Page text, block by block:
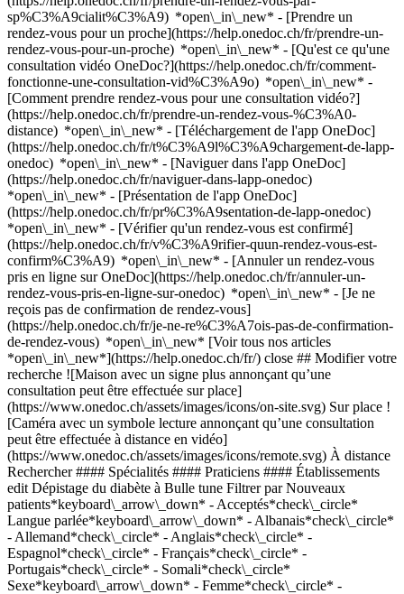
sp%C3%A9cialit%C3%A9) *open\_in\_new* - [Prendre un
rendez-vous pour un proche](https://help.onedoc.ch/fr/prendre-un-
rendez-vous-pour-un-proche) *open\_in\_new* - [Qu'est ce qu'une
consultation vidéo OneDoc?](https://help.onedoc.ch/fr/comment-
fonctionne-une-consultation-vid%C3%A9o) *open\_in\_new* -
[Comment prendre rendez-vous pour une consultation vidéo?]
(https://help.onedoc.ch/fr/prendre-un-rendez-vous-%C3%A0-
distance) *open\_in\_new* - [Téléchargement de l'app OneDoc]
(https://help.onedoc.ch/fr/t%C3%A9l%C3%A9chargement-de-lapp-
onedoc) *open\_in\_new* - [Naviguer dans l'app OneDoc]
(https://help.onedoc.ch/fr/naviguer-dans-lapp-onedoc)
*open\_in\_new* - [Présentation de l'app OneDoc]
(https://help.onedoc.ch/fr/pr%C3%A9sentation-de-lapp-onedoc)
*open\_in\_new* - [Vérifier qu'un rendez-vous est confirmé](https://help.onedoc.ch/fr/v%C3%A9rifier-quun-rendez-vous-est-confirm%C3%A9) *open\_in\_new* - [Annuler un rendez-vous pris en ligne sur OneDoc](https://help.onedoc.ch/fr/annuler-un-rendez-vous-pris-en-ligne-sur-onedoc) *open\_in\_new* - [Je ne reçois pas de confirmation de rendez-vous](https://help.onedoc.ch/fr/je-ne-re%C3%A7ois-pas-de-confirmation-de-rendez-vous) *open\_in\_new* [Voir tous nos articles *open\_in\_new*](https://help.onedoc.ch/fr/) close ## Modifier votre recherche ![Maison avec un signe plus annonçant qu’une consultation peut être effectuée sur place](https://www.onedoc.ch/assets/images/icons/on-site.svg) Sur place ![Caméra avec un symbole lecture annonçant qu’une consultation peut être effectuée à distance en vidéo](https://www.onedoc.ch/assets/images/icons/remote.svg) À distance Rechercher #### Spécialités #### Praticiens #### Établissements edit Dépistage du diabète à Bulle tune Filtrer par Nouveaux patients*keyboard\_arrow\_down* - Acceptés*check\_circle* Langue parlée*keyboard\_arrow\_down* - Albanais*check\_circle* - Allemand*check\_circle* - Anglais*check\_circle* - Espagnol*check\_circle* - Français*check\_circle* - Portugais*check\_circle* - Somali*check\_circle* Sexe*keyboard\_arrow\_down* - Femme*check\_circle* - Homme*check\_circle* Réseau*keyboard\_arrow\_down* - Sun Store*check\_circle* - Amavita*check\_circle* - Coop Vitality*check\_circle* - Réseau Delta*check\_circle* Disponibilité*keyboard\_arrow\_down* - Disponible aujourdhui*check\_circle* - Dans les 3 prochains jours*check\_circle* - Dans les 7 prochains jours*check\_circle* - Dans les 14 prochains jours*check\_circle* # __Dépistage du diabète__ à __Bulle__: prenez rendez-vous en ligne aujourd'hui ## 2 résultats à Bulle [![Sun Store Bulle Migros (Gruyère Centre), pharmacie à Bulle](https://assets.onedoc.ch/images/entities/b88fafa62552f58862d0113744e771c5036ada4c77db45d5d7620bb2f0d9f482-small.png "Sun Store Bulle Migros (Gruyère Centre), pharmacie à Bulle")](https://www.onedoc.ch/fr/pharmacie/bulle/e2e5/sun-store-bulle-migros-gruyere-centre) ### [Sun Store Bulle Migros (Gruyère Centre)](https://www.onedoc.ch/fr/pharmacie/bulle/e2e5/sun-store-bulle-migros-gruyere-centre) Pharmacie Rue du Château-d'En-Bas 2 1630 Bulle ![Icône patient avec un signe plus annonçant que le professionnel accepte de nouveaux patients](https://www.onedoc.ch/assets/images/icons/new-patients.svg)Accepte les nouveaux patients [Réserver un RDV](https://www.onedoc.ch/fr/pharmacie/bulle/e2e5/sun-store-bulle-migros-gruyere-centre) *chevron\_left* lun. 03 août *chevron\_right* Voir plus de rendez-vous *error\_outline* Une erreur s'est produite lors du chargement des disponibilités [Réessayer](https://www.onedoc.ch) [![Sun Store Bulle Coop, pharmacie à Bulle](https://assets.onedoc.ch/images/entities/9c73a26973fa1514b17e3ff50e701c9d6ef0ee0dd0247ccc119d1862d260476d-small.png "Sun Store Bulle Coop, pharmacie à Bulle")](https://www.onedoc.ch/fr/pharmacie/bulle/e2d5/sun-store-bulle-coop) ### [Sun Store Bulle Coop](https://www.onedoc.ch/fr/pharmacie/bulle/e2d5/sun-store-bulle-coop) Pharmacie Route de Riaz 50 1630 Bulle ![Icône patient avec un signe plus annonçant que le professionnel accepte de nouveaux patients](https://www.onedoc.ch/assets/images/icons/new-patients.svg)Accepte les nouveaux patients [Réserver un RDV](https://www.onedoc.ch/fr/pharmacie/bulle/e2d5/sun-store-bulle-coop) *chevron\_left* lun. 03 août *chevron\_right* Voir plus de rendez-vous *error\_outline* Une erreur s'est produite lors du chargement des disponibilités [Réessayer](https://www.onedoc.ch) ## __Dépistage du diabète__: d'autres spécialistes sont réservables en ligne dans les environs de __Bulle__ [![Pharmacieplus de Vuadens, pharmacie à Vuadens](https://assets.onedoc.ch/images/entities/a9ab8f426cc4d1a77159ef143b0ce69f1265c5227bbb7c426cf206bfe0e8a570-small.jpg "Pharmacieplus de Vuadens, pharmacie à Vuadens")](https://www.onedoc.ch/fr/pharmacie/vuadens/e256/pharmacieplus-de-vuadens) ### [Pharmacieplus de Vuadens](https://www.onedoc.ch/fr/pharmacie/vuadens/e256/pharmacieplus-de-vuadens) ![Badge indiquant un profil vérifié](https://www.onedoc.ch/assets/images/icons/checkmark.svg) Pharmacie Route Principale 166 1628 Vuadens ![Icône patient avec un signe plus annonçant que le professionnel accepte de nouveaux patients](https://www.onedoc.ch/assets/images/icons/new-patients.svg)Accepte les nouveaux patients [Réserver un RDV](https://www.onedoc.ch/fr/pharmacie/vuadens/e256/pharmacieplus-de-vuadens) *chevron\_left* lun. 03 août *chevron\_right* Voir plus de rendez-vous *error\_outline* Une erreur s'est produite lors du chargement des disponibilités [Réessayer](https://www.onedoc.ch) [![Sun Store Romont, pharmacie à Romont](https://assets.onedoc.ch/images/entities/16c06be0db7d26c59f6529c5b049122e15f3bbaf64351cd5d111ffd586e28416-small.png "Sun Store Romont, pharmacie à Romont")](https://www.onedoc.ch/fr/pharmacie/romont/e3q3/sun-store-romont) ### [Sun Store Romont](https://www.onedoc.ch/fr/pharmacie/romont/e3q3/sun-store-romont) ![Badge indiquant un profil vérifié](https://www.onedoc.ch/assets/images/icons/checkmark.svg) Pharmacie Route de la Gare 7 1680 Romont FR ![Icône patient avec un signe plus annonçant que le professionnel accepte de nouveaux patients](https://www.onedoc.ch/assets/images/icons/new-patients.svg)Accepte les nouveaux patients [Réserver un RDV](https://www.onedoc.ch/fr/pharmacie/romont/e3q3/sun-store-romont) *chevron\_left* lun. 03 août *chevron\_right* Voir plus de rendez-vous *error\_outline* Une erreur s'est produite lors du chargement des disponibilités [Réessayer](https://www.onedoc.ch) [![Sun Store Avry-sur-Matran, pharmacie à Avry](https://assets.onedoc.ch/images/entities/c07df1786ad8a23f98b8f5caee584f0bc6db05a84c522b4c3412c76a843a599c-small.png "Sun Store Avry-sur-Matran, pharmacie à Avry")](https://www.onedoc.ch/fr/pharmacie/avry/e2d3/sun-store-avry-sur-matran) ### [Sun Store Avry-sur-Matran](https://www.onedoc.ch/fr/pharmacie/avry/e2d3/sun-store-avry-sur-matran) Pharmacie Route de Matran 9 1754 Avry ![Icône patient avec un signe plus annonçant que le professionnel accepte de nouveaux patients](https://www.onedoc.ch/assets/images/icons/new-patients.svg)Accepte les nouveaux patients [Réserver un RDV](https://www.onedoc.ch/fr/pharmacie/avry/e2d3/sun-store-avry-sur-matran) [![Sun Store Moudon, pharmacie à Moudon](https://assets.onedoc.ch/images/entities/b6b7bbfe05d86fd289814fa343bbcc06f4a687d67d2e6631d4968feefe36d79e-small.png "Sun Store Moudon, pharmacie à Moudon")](https://www.onedoc.ch/fr/pharmacie/moudon/e4rg/sun-store-moudon) ### [Sun Store Moudon](https://www.onedoc.ch/fr/pharmacie/moudon/e4rg/sun-store-moudon) Pharmacie Avenue de la Grande Fin 1 1510 Moudon ![Icône patient avec un signe plus annonçant que le professionnel accepte de nouveaux patients](https://www.onedoc.ch/assets/images/icons/new-patients.svg)Accepte les nouveaux patients [Réserver un RDV](https://www.onedoc.ch/fr/pharmacie/moudon/e4rg/sun-store-moudon) [![Sun Store Villars-sur-Glâne, pharmacie à Villars-sur-Glâne](https://assets.onedoc.ch/images/entities/22523bf85cbf0ef8422446c0784a79d09e4a6de4a3666c52dba3a448a2509d58-small.png "Sun Store Villars-sur-Glâne, pharmacie à Villars-sur-Glâne")](https://www.onedoc.ch/fr/pharmacie/villars-sur-glane/e3q4/sun-store-villars-sur-glane) ### [Sun Store Villars-sur-Glâne](https://www.onedoc.ch/fr/pharmacie/villars-sur-glane/e3q4/sun-store-villars-sur-glane) ![Badge indiquant un profil vérifié](https://www.onedoc.ch/assets/images/icons/checkmark.svg) Pharmacie Route de Moncor 1 1752 Villars-sur-Glâne ![Icône patient avec un signe plus annonçant que le professionnel accepte de nouveaux patients](https://www.onedoc.ch/assets/images/icons/new-patients.svg)Accepte les nouveaux patients [Réserver un RDV](https://www.onedoc.ch/fr/pharmacie/villars-sur-glane/e3q4/sun-store-villars-sur-glane) [![Sun Store Blonay, pharmacie à Blonay - Saint-Légier](https://assets.onedoc.ch/images/entities/b239395a467a066325d020814c7aa49fa41ad92d5ed6e80d946c14073d04d646-small.png "Sun Store Blonay, pharmacie à Blonay - Saint-Légier")](https://www.onedoc.ch/fr/pharmacie/blonay-saint-legier/e3a1/sun-store-blonay) ### [Sun Store Blonay](https://www.onedoc.ch/fr/pharmacie/blonay-saint-legier/e3a1/sun-store-blonay) Pharmacie Route du Village 37 1807 Blonay - Saint-Légier ![Icône patient avec un signe plus annonçant que le professionnel accepte de nouveaux patients](https://www.onedoc.ch/assets/images/icons/new-patients.svg)Accepte les nouveaux patients [Réserver un RDV](https://www.onedoc.ch/fr/pharmacie/blonay-saint-legier/e3a1/sun-store-blonay) [![Sun Store Fribourg, pharmacie à Fribourg](https://assets.onedoc.ch/images/entities/eda15a37e4d800ec478ae2ffbb873e234478cf152f039d715b810cec5bc02662-small.png "Sun Store Fribourg, pharmacie à Fribourg")](https://www.onedoc.ch/fr/pharmacie/fribourg/e3q2/sun-store-fribourg) ### [Sun Store Fribourg](https://www.onedoc.ch/fr/pharmacie/fribourg/e3q2/sun-store-fribourg) ![Badge indiquant un profil vérifié](https://www.onedoc.ch/assets/images/icons/checkmark.svg) Pharmacie Rue de Romont 26 1700 Fribourg ![Icône patient avec un signe plus annonçant que le professionnel accepte de nouveaux patients](https://www.onedoc.ch/assets/images/icons/new-patients.svg)Accepte les nouveaux patients [Réserver un RDV](https://www.onedoc.ch/fr/pharmacie/fribourg/e3q2/sun-store-fribourg) [![Amavita Plaffeien Oberland, pharmacie à Planfayon](https://assets.onedoc.ch/images/entities/f962d570876e411a091415cc8b592dc64d4bec5f24dbb96895939aaedb982d88-small.png "Amavita Plaffeien Oberland, pharmacie à Planfayon")](https://www.onedoc.ch/fr/pharmacie/planfayon/e3s9/amavita-plaffeien-oberland) ### [Amavita Plaffeien Oberland](https://www.onedoc.ch/fr/pharmacie/planfayon/e3s9/amavita-plaffeien-oberland) !